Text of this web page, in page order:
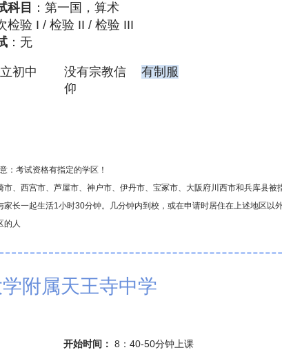
科目
：第一国，算术
检验 I / 检验 II / 检验 III
：无
初中
​没有宗教信
仰
有制服
：考试资格有指定的学区！
市、西宫市、芦屋市、神户市、伊丹市、宝冢市、大阪府川西市和兵库县被
家长一起生活1小时30分钟。几分钟内到校，或在申请时居住在上述地区以
的人
附属天王寺中学
开始时间： 8：40-50分钟上课